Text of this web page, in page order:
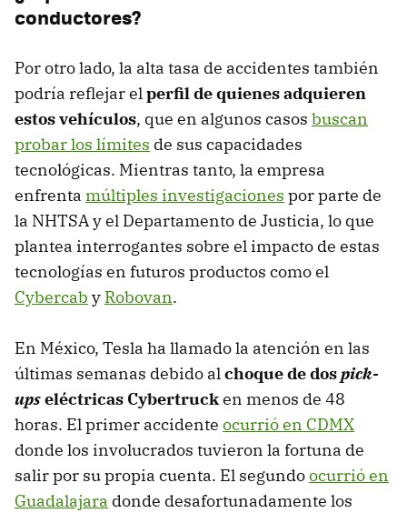
conductores?
Por otro lado, la alta tasa de accidentes también
podría reflejar elperfil de quienes adquieren
estos vehículos, que en algunos casos buscan
probar los límites de sus capacidades
tecnológicas. Mientras tanto, la empresa
enfrenta múltiples investigaciones por parte de
la NHTSA y el Departamento de Justicia, lo que
plantea interrogantes sobre el impacto de estas
tecnologías en futuros productos como el
Cybercab y Robovan.
En México, Tesla ha llamado la atención en las
últimas semanas debido alchoque de dospick-
upseléctricas Cybertrucken menos de 48
horas. El primer accidente ocurrió en CDMX
donde los involucrados tuvieron la fortuna de
salir por su propia cuenta. El segundoocurrió en
Guadalajara donde desafortunadamente los